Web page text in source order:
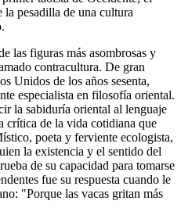
la pesadilla de una cultura
las figuras más asombrosas y
contracultura. De gran
Unidos de los años sesenta,
especialista en filosofía oriental.
la sabiduría oriental al lenguaje
crítica de la vida cotidiana que
poeta y ferviente ecologista,
la existencia y el sentido del
de su capacidad para tomarse
fue su respuesta cuando le
"Porque las vacas gritan más